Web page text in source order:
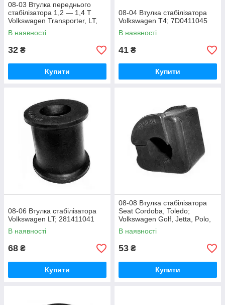
08-03 Втулка переднього
стабілізатора 1,2 — 1,4 Т
Volkswagen Transporter, LT,
LT 4X4; 411513121
В наявності
32 ₴
Купити
08-04 Втулка стабілізатора
Volkswagen T4; 7D0411045
В наявності
41 ₴
Купити
08-06 Втулка стабілізатора
Volkswagen LT; 281411041
В наявності
68 ₴
Купити
08-08 Втулка стабілізатора
Seat Cordoba, Toledo;
Volkswagen Golf, Jetta, Polo,
Vento; 191411314
В наявності
53 ₴
Купити